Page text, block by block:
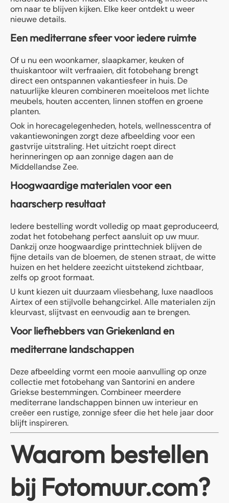
om naar te blijven kijken. Elke keer ontdekt u weer
nieuwe details.
Een mediterrane sfeer voor iedere ruimte
Of u nu een woonkamer, slaapkamer, keuken of
thuiskantoor wilt verfraaien, dit fotobehang brengt
direct een ontspannen vakantiesfeer in huis. De
natuurlijke kleuren combineren moeiteloos met lichte
meubels, houten accenten, linnen stoffen en groene
planten.
Ook in horecagelegenheden, hotels, wellnesscentra of
vakantiewoningen zorgt deze afbeelding voor een
gastvrije uitstraling. Het uitzicht roept direct
herinneringen op aan zonnige dagen aan de
Middellandse Zee.
Hoogwaardige materialen voor een
haarscherp resultaat
Iedere bestelling wordt volledig op maat geproduceerd,
zodat het fotobehang perfect aansluit op uw muur.
Dankzij onze hoogwaardige printtechniek blijven de
fijne details van de bloemen, de stenen straat, de witte
huizen en het heldere zeezicht uitstekend zichtbaar,
zelfs op groot formaat.
U kunt kiezen uit duurzaam vliesbehang, luxe naadloos
Airtex of een stijlvolle behangcirkel. Alle materialen zijn
kleurvast, slijtvast en eenvoudig aan te brengen.
Voor liefhebbers van Griekenland en
mediterrane landschappen
Deze afbeelding vormt een mooie aanvulling op onze
collectie met fotobehang van Santorini en andere
Griekse bestemmingen. Combineer meerdere
mediterrane landschappen binnen uw interieur en
creëer een rustige, zonnige sfeer die het hele jaar door
blijft inspireren.
Waarom bestellen
bij Fotomuur.com?